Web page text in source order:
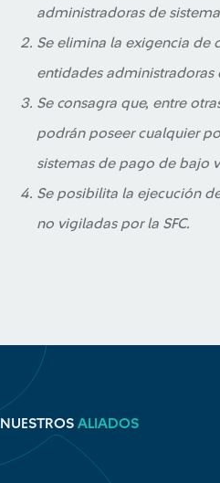
administradoras de
Se elimina la exigencia de
entidades administradoras
Se consagra que, entre
podrán poseer cualquier
sistemas de pago de bajo
Se posibilita la ejecución
no vigiladas por la SFC.
NUESTROS ALIADOS